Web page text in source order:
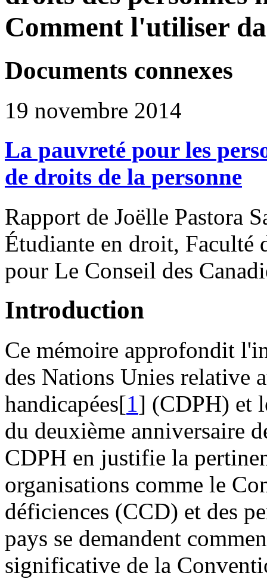
Comment l'utiliser
Documents connexes
19 novembre 2014
La pauvreté pour les
de droits de la personne
Rapport de Joëlle Pastora
Étudiante en droit, Faculté
pour Le Conseil des
Introduction
Ce mémoire approfondit
des Nations Unies relative
handicapées[1] (CDPH) et
du deuxième anniversaire
CDPH en justifie la
organisations comme le
déficiences (CCD) et des
pays se demandent
significative de la